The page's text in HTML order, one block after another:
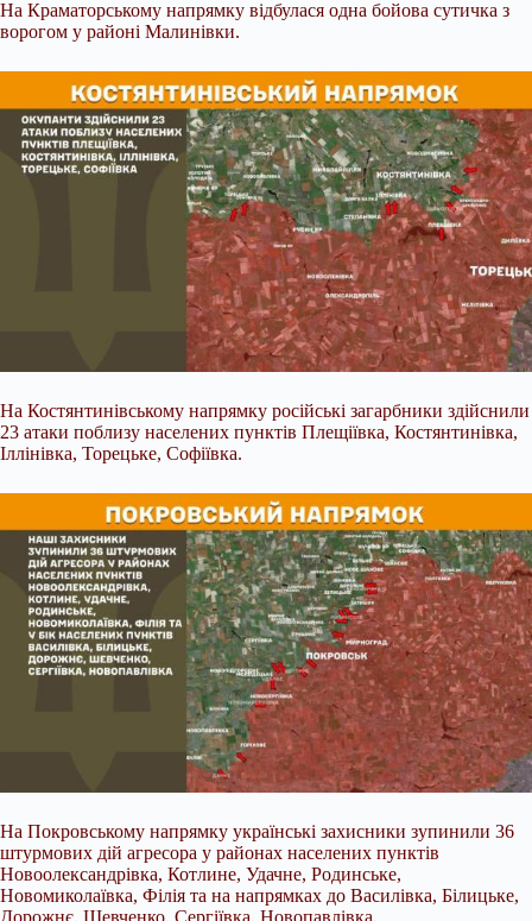
На Краматорському напрямку відбулася одна бойова сутичка з
ворогом у районі Малинівки.
На Костянтинівському напрямку російські загарбники здійснили
23 атаки поблизу населених пунктів Плещіївка, Костянтинівка,
Іллінівка, Торецьке, Софіївка.
На Покровському напрямку українські захисники зупинили 36
штурмових дій агресора у районах населених пунктів
Новоолександрівка, Котлине, Удачне, Родинське,
Новомиколаївка, Філія та на напрямках до Василівка, Білицьке,
Дорожнє, Шевченко, Сергіївка, Новопавлівка.